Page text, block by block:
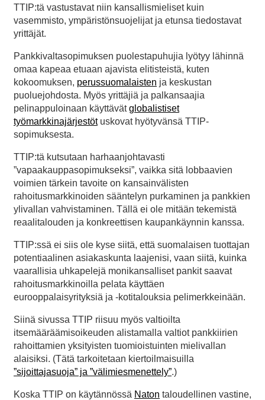
TTIP:tä vastustavat niin kansallismieliset kuin
vasemmisto, ympäristönsuojelijat ja etunsa tiedostavat
yrittäjät.
Pankkivaltasopimuksen puolestapuhujia lyötyy lähinnä
omaa kapeaa etuaan ajavista elitisteistä, kuten
kokoomuksen, perussuomalaisten ja keskustan
puoluejohdosta. Myös yrittäjiä ja palkansaajia
pelinappuloinaan käyttävätglobalistiset
työmarkkinajärjestötuskovat hyötyvänsä TTIP-
sopimuksesta.
TTIP:tä kutsutaan harhaanjohtavasti
”vapaakauppasopimukseksi”, vaikka sitä lobbaavien
voimien tärkein tavoite on kansainvälisten
rahoitusmarkkinoiden sääntelyn purkaminen ja pankkien
ylivallan vahvistaminen. Tällä ei ole mitään tekemistä
reaalitalouden ja konkreettisen kaupankäynnin kanssa.
TTIP:ssä ei siis ole kyse siitä, että suomalaisen tuottajan
potentiaalinen asiakaskunta laajenisi, vaan siitä, kuinka
vaarallisia uhkapelejä monikansalliset pankit saavat
rahoitusmarkkinoilla pelata käyttäen
eurooppalaisyrityksiä ja -kotitalouksia pelimerkkeinään.
Siinä sivussa TTIP riisuu myös valtioilta
itsemääräämisoikeuden alistamalla valtiot pankkiirien
rahoittamien yksityisten tuomioistuinten mielivallan
alaisiksi. (Tätä tarkoitetaan kiertoilmaisuilla
”sijoittajasuoja” ja ”välimiesmenettely”.)
Koska TTIP on käytännössä Naton taloudellinen vastine,